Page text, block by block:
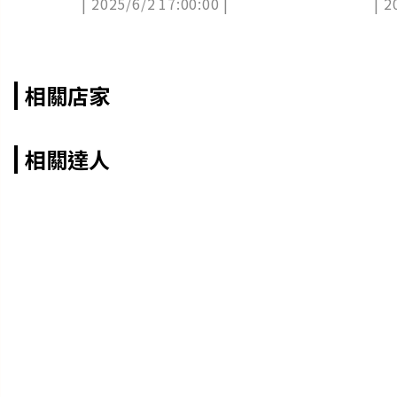
相關店家
相關達人